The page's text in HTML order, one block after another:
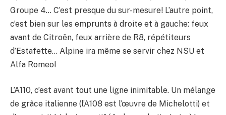
Groupe 4… C’est presque du sur-mesure! L’autre point,
c’est bien sur les emprunts à droite et à gauche: feux
avant de Citroën, feux arrière de R8, répétiteurs
d’Estafette… Alpine ira même se servir chez NSU et
Alfa Romeo!
L’A110, c’est avant tout une ligne inimitable. Un mélange
de grâce italienne (l’A108 est l’œuvre de Michelotti) et